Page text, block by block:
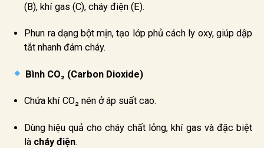
(B), khí gas (C), cháy điện (E).
Phun ra dạng bột mịn, tạo lớp phủ cách ly oxy, giúp dập
tắt nhanh đám cháy.
Bình CO₂ (Carbon Dioxide)
Chứa khí CO₂ nén ở áp suất cao.
Dùng hiệu quả cho cháy chất lỏng, khí gas và đặc biệt
là cháy điện.